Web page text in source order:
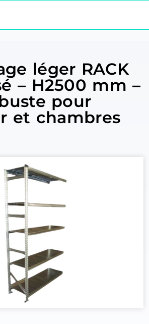
léger RACK
– H2500 mm –
pour
et chambres